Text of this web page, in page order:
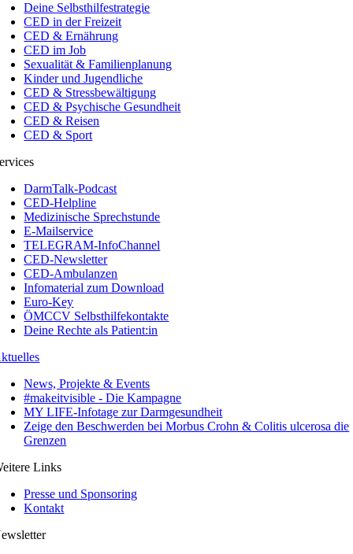
Deine Selbsthilfestrategie
CED in der Freizeit
CED & Ernährung
CED im Job
Sexualität & Familienplanung
Kinder und Jugendliche
CED & Stressbewältigung
CED & Psychische Gesundheit
CED & Reisen
CED & Sport
DarmTalk-Podcast
CED-Helpline
Medizinische Sprechstunde
E-Mailservice
TELEGRAM-InfoChannel
CED-Newsletter
CED-Ambulanzen
Infomaterial zum Download
Euro-Key
ÖMCCV Selbsthilfekontakte
Deine Rechte als Patient:in
News, Projekte & Events
#makeitvisible - Die Kampagne
MY LIFE-Infotage zur Darmgesundheit
Zeige den Beschwerden bei Morbus Crohn & Colitis ulcerosa die
Grenzen
Links
Presse und Sponsoring
Kontakt